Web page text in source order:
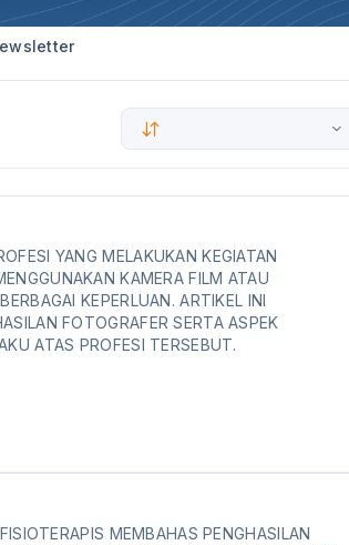
YANG MELAKUKAN KEGIATAN
KAMERA FILM ATAU
KEPERLUAN. ARTIKEL INI
FOTOGRAFER SERTA ASPEK
ATAS PROFESI TERSEBUT.
MEMBAHAS PENGHASILAN